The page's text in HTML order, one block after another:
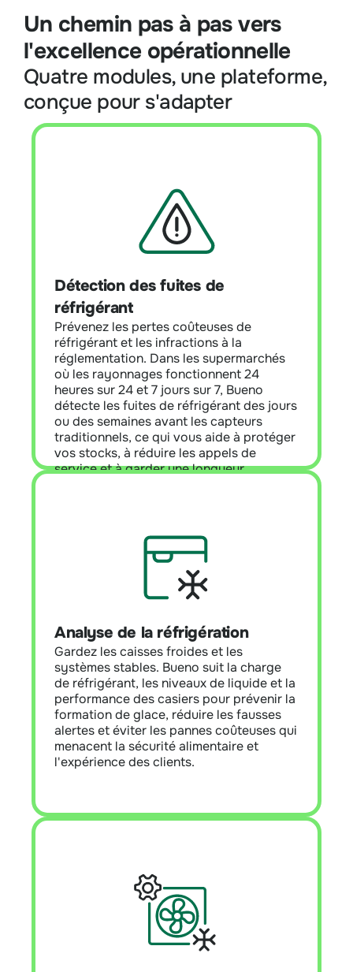
Un chemin pas à pas vers
l'excellence opérationnelle
Quatre modules, une plateforme,
conçue pour s'adapter
Détection des fuites de
réfrigérant
Prévenez les pertes coûteuses de
réfrigérant et les infractions à la
réglementation. Dans les supermarchés
où les rayonnages fonctionnent 24
heures sur 24 et 7 jours sur 7, Bueno
détecte les fuites de réfrigérant des jours
ou des semaines avant les capteurs
traditionnels, ce qui vous aide à protéger
vos stocks, à réduire les appels de
service et à garder une longueur
Aperçu du module :Le moyen le plus
rapide de détecter les fuites de
réfrigérant et de répondre aux exigences
réglementaires à grande échelle. Conçu
se connecte aux baies et aux contrôleurs
existants avec un minimum de points de
données. Il automatise la détection,
améliore la précision des rapports et
assure la conformité de l'ensemble du
portefeuille, sans ajout de matériel dans
la plupart des déploiements.
En savoir plus
Analyse de la réfrigération
Gardez les caisses froides et les
systèmes stables. Bueno suit la charge
de réfrigérant, les niveaux de liquide et la
performance des casiers pour prévenir la
formation de glace, réduire les fausses
alertes et éviter les pannes coûteuses qui
menacent la sécurité alimentaire et
l'expérience des clients.
Aperçu du module :Allez au-delà de la
conformité et libérez toutes les
performances de la réfrigération. Avec
une connectivité complète pour les racks
de réfrigérant, détecte les risques de
givrage, contrôle le fonctionnement du
système et réduit les fausses alarmes,
prolongeant ainsi la durée de vie des
équipements et réduisant les coûts de
maintenance.
En savoir plus
Optimisation du chauffage, de la
ventilation et de la climatisation (CVC)
Aperçu du module :Équilibrer le climat
du magasin, améliorer le confort et
réduire la charge énergétique. Ce module